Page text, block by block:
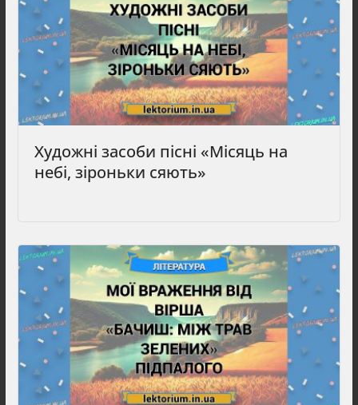
Художні засоби пісні «Місяць на
небі, зіроньки сяють»